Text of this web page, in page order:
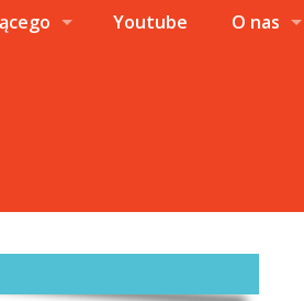
Youtube O nas